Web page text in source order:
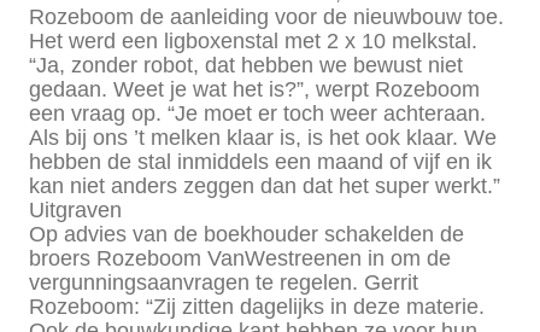
Rozeboom de aanleiding voor de nieuwbouw toe.
Het werd een ligboxenstal met 2 x 10 melkstal.
“Ja, zonder robot, dat hebben we bewust niet
gedaan. Weet je wat het is?”, werpt Rozeboom
een vraag op. “Je moet er toch weer achteraan.
Als bij ons ’t melken klaar is, is het ook klaar. We
hebben de stal inmiddels een maand of vijf en ik
kan niet anders zeggen dan dat het super werkt.”
Uitgraven
Op advies van de boekhouder schakelden de
broers Rozeboom VanWestreenen in om de
vergunningsaanvragen te regelen. Gerrit
Rozeboom: “Zij zitten dagelijks in deze materie.